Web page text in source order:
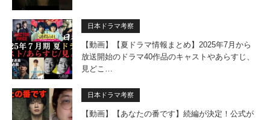
日本ドラマ考察
【動画】【夏ドラマ情報まとめ】2025年7月から
放送開始のドラマ40作品のキャストやあらすじ、
見どこ…
日本ドラマ考察
【動画】【あなたの番です】続編が決定！公式が